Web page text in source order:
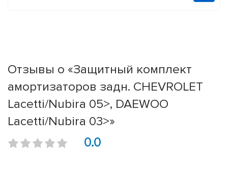
Отзывы о «Защитный комплект
амортизаторов задн. CHEVROLET
Lacetti/Nubira 05>, DAEWOO
Lacetti/Nubira 03>»
0.0